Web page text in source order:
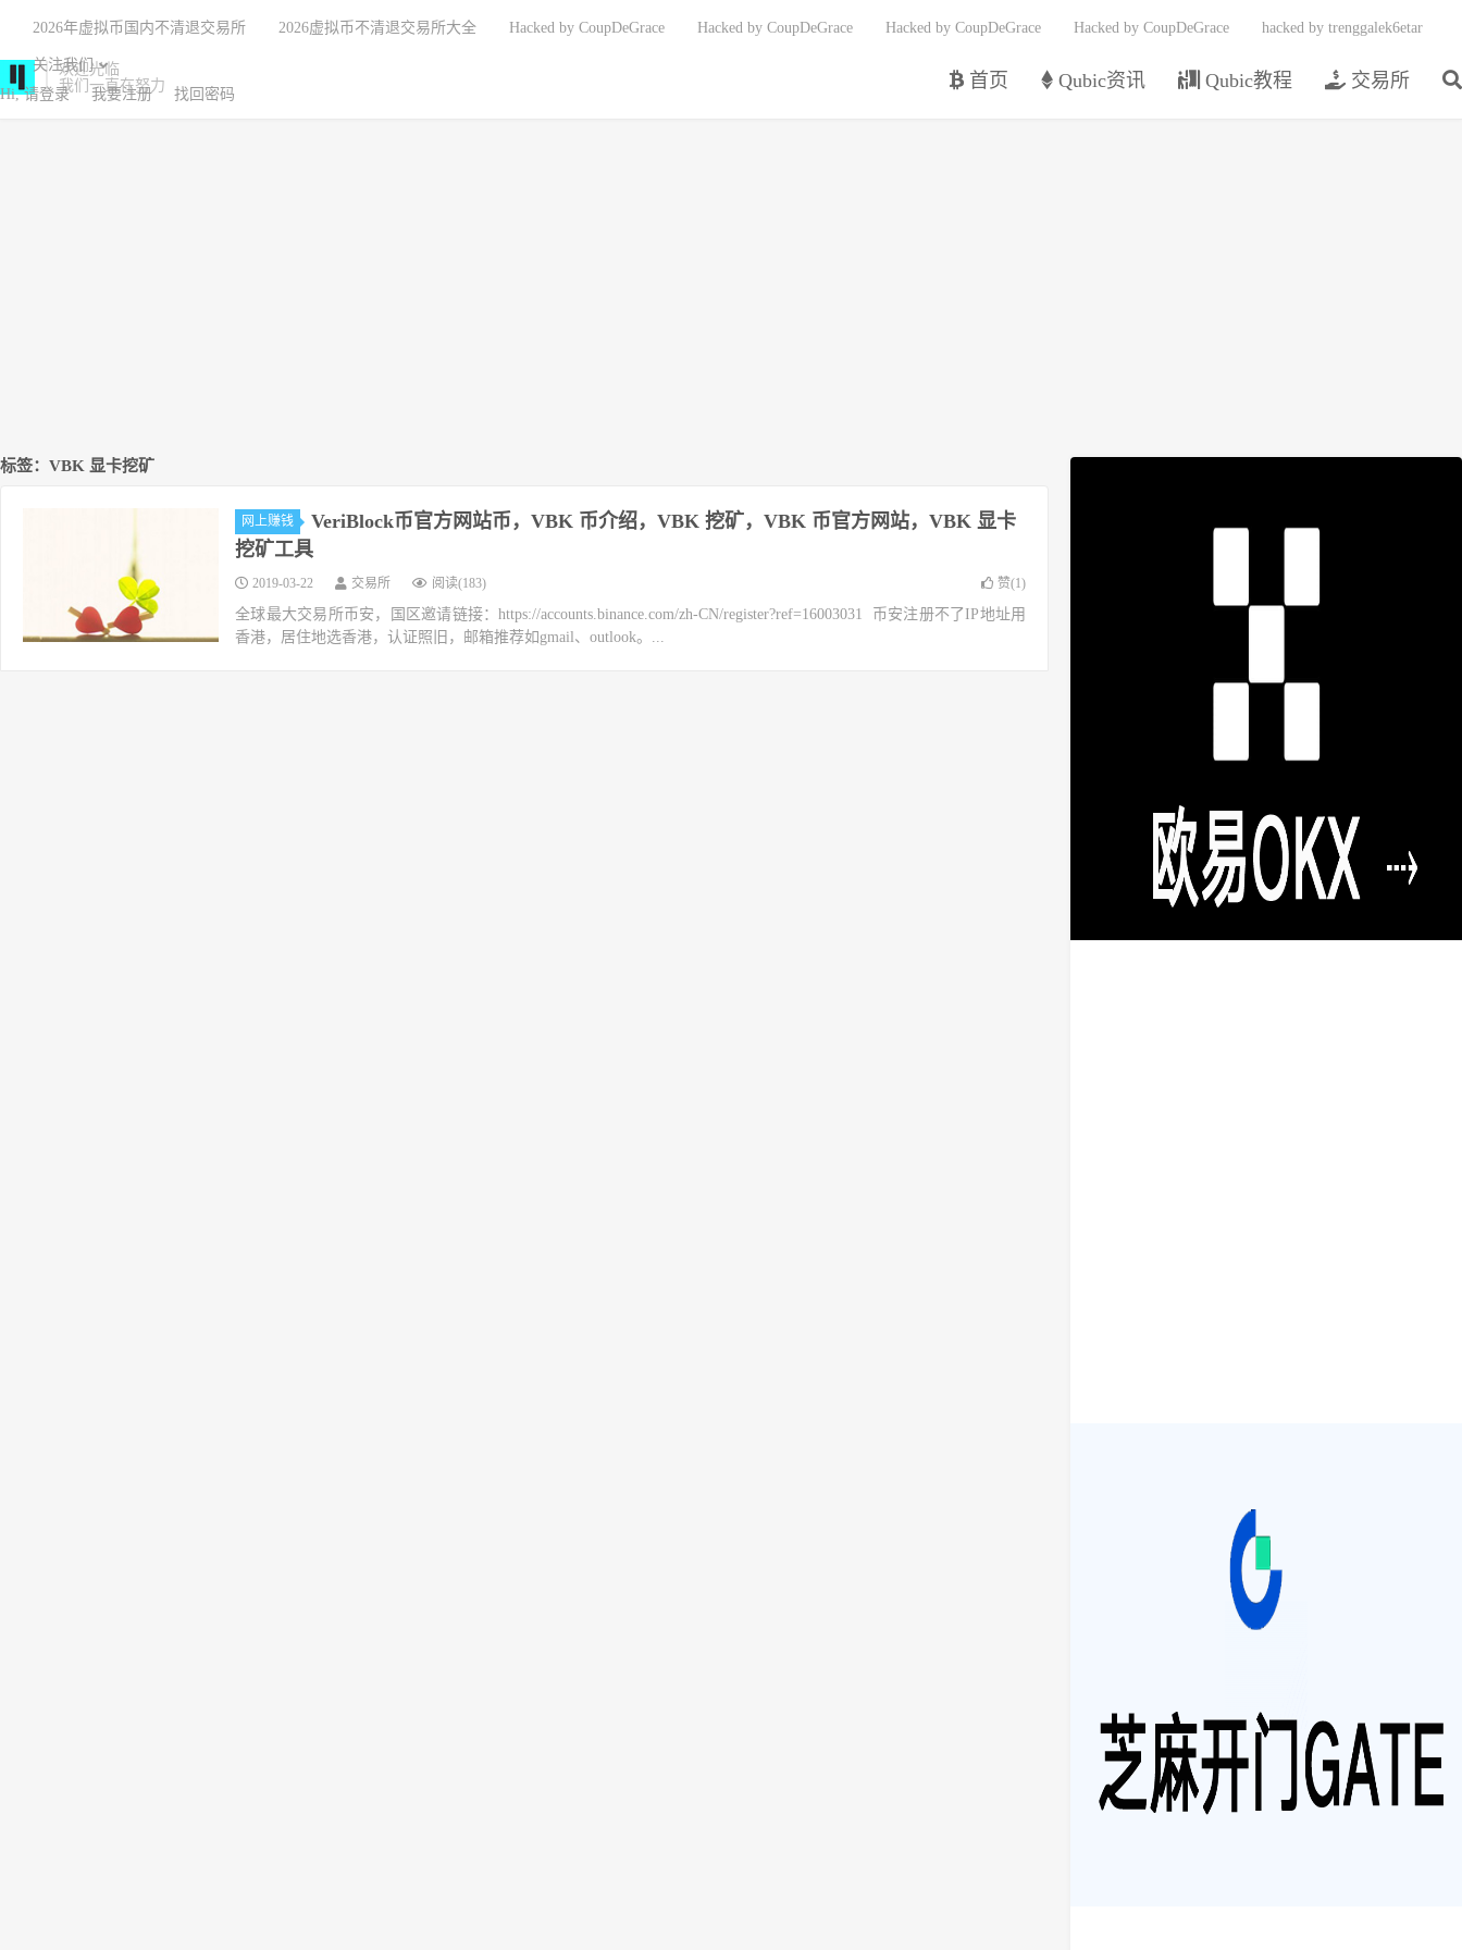
欢迎光临
我们一直在努力
首页 Qubic资讯 Qubic教程 交易所
2026年虚拟币国内不清退交易所 2026虚拟币不清退交易所大全 Hacked by CoupDeGrace Hacked by CoupDeGrace Hacked by CoupDeGrace Hacked by CoupDeGrace hacked by trenggalek6etar
关注我们
Hi, 请登录
我要注册 找回密码
标签：VBK 显卡挖矿
网上赚钱
VeriBlock币官方网站 币，VBK 币介绍，VBK 挖矿，VBK 币官方网站，VBK 显卡
挖矿工具
2019-03-22 交易所 阅读(183) 赞(1)
全球最大交易所币安，国区邀请链接：https://accounts.binance.com/zh-CN/register?ref=16003031 币安注册不了IP地址用
香港，居住地选香港，认证照旧，邮箱推荐如gmail、outlook。...